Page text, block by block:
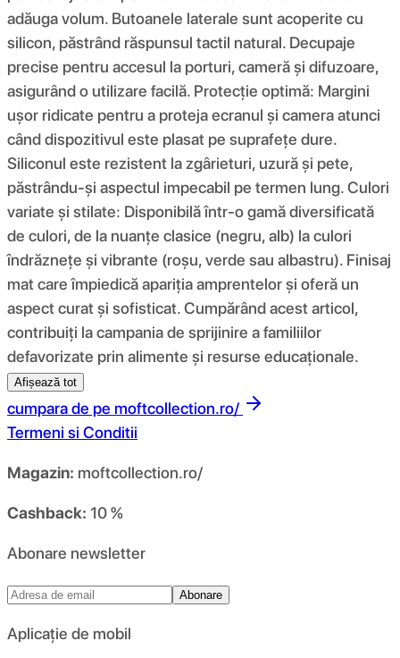
adăuga volum. Butoanele laterale sunt acoperite cu
silicon, păstrând răspunsul tactil natural. Decupaje
precise pentru accesul la porturi, cameră și difuzoare,
asigurând o utilizare facilă. Protecție optimă: Margini
ușor ridicate pentru a proteja ecranul și camera atunci
când dispozitivul este plasat pe suprafețe dure.
Siliconul este rezistent la zgârieturi, uzură și pete,
păstrându-și aspectul impecabil pe termen lung. Culori
variate și stilate: Disponibilă într-o gamă diversificată
de culori, de la nuanțe clasice (negru, alb) la culori
îndrăznețe și vibrante (roșu, verde sau albastru). Finisaj
mat care împiedică apariția amprentelor și oferă un
aspect curat și sofisticat. Cumpărând acest articol,
contribuiți la campania de sprijinire a familiilor
defavorizate prin alimente și resurse educaționale.
Afișează tot
cumpara de pe moftcollection.ro/
Termeni si Conditii
Magazin: moftcollection.ro/
Cashback: 10 %
Abonare newsletter
Abonare
Aplicație de mobil